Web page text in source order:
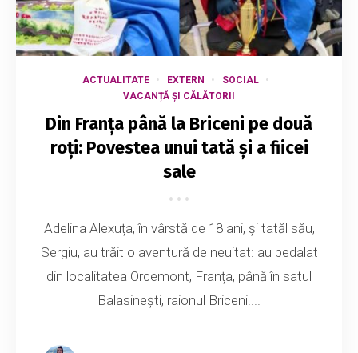
ACTUALITATE EXTERN
SOCIAL
VACANȚĂ ȘI CĂLĂTORII
Din Franța până la Briceni pe două
roți: Povestea unui tată și a fiicei
sale
Adelina Alexuța, în vârstă de 18 ani, și tatăl său,
Sergiu, au trăit o aventură de neuitat: au pedalat
din localitatea Orcemont, Franța, până în satul
Balasinești, raionul Briceni....